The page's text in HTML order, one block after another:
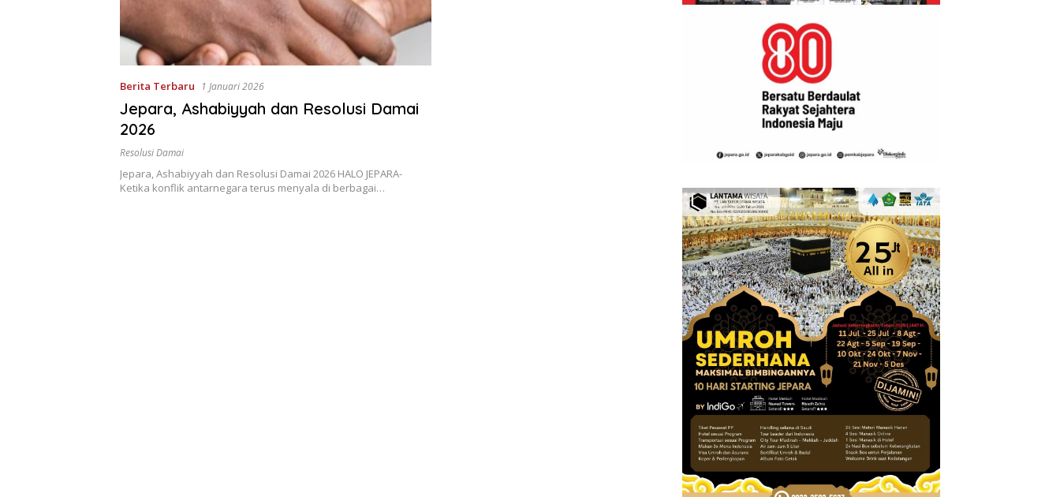
Berita Terbaru 1 Januari 2026
Jepara, Ashabiyyah dan Resolusi Damai
2026
Resolusi Damai
Jepara, Ashabiyyah dan Resolusi Damai 2026 HALO JEPARA-
Ketika konflik antarnegara terus menyala di berbagai…